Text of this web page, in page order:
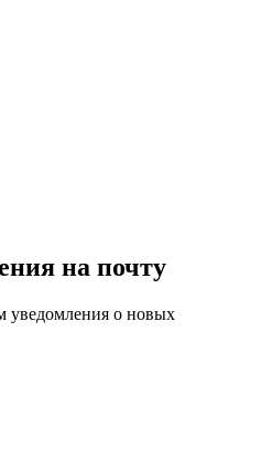
на почту
уведомления о новых